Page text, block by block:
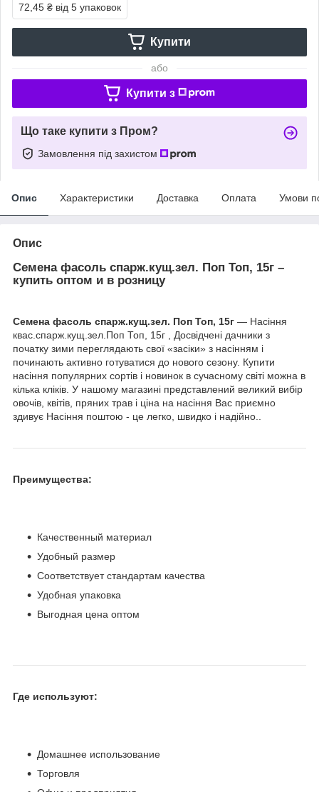
72,45 ₴ від 5 упаковок
Купити
або
Купити з
Що таке купити з Пром?
Замовлення під захистом
Опис Характеристики Доставка Оплата Умови
Опис
Семена фасоль спарж.кущ.зел. Поп Топ, 15г –
купить оптом и в розницу
Семена фасоль спарж.кущ.зел. Поп Топ, 15г — Насіння
квас.спарж.кущ.зел.Поп Топ, 15г , Досвідчені дачники з
початку зими переглядають свої «засіки» з насінням і
починають активно готуватися до нового сезону. Купити
насіння популярних сортів і новинок в сучасному світі можна в
кілька кліків. У нашому магазині представлений великий вибір
овочів, квітів, пряних трав і ціна на насіння Вас приємно
здивує Насіння поштою - це легко, швидко і надійно..
Преимущества:
Качественный материал
Удобный размер
Соответствует стандартам качества
Удобная упаковка
Выгодная цена оптом
Где используют:
Домашнее использование
Торговля